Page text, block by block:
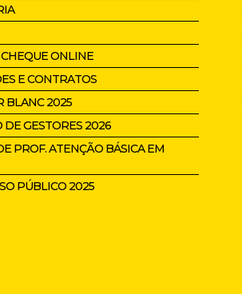
ONLINE
E CONTRATOS
BLANC 2025
DE GESTORES 2026
PROF. ATENÇÃO BÁSICA EM
PÚBLICO 2025